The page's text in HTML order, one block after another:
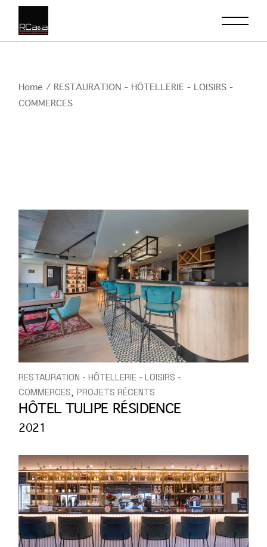
content
Home
RESTAURATION - HÔTELLERIE - LOISIRS -
COMMERCES
RESTAURATION - HÔTELLERIE - LOISIRS -
COMMERCES PROJETS RÉCENTS
HÔTEL TULIPE RÉSIDENCE
2021